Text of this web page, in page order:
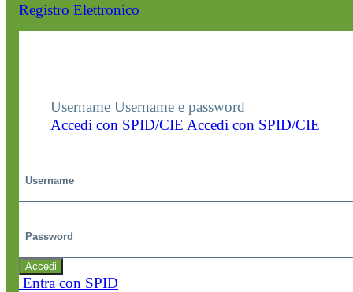
Registro Elettronico
Username Username e password
Accedi con SPID/CIE Accedi con SPID/CIE
Accedi
Entra con SPID